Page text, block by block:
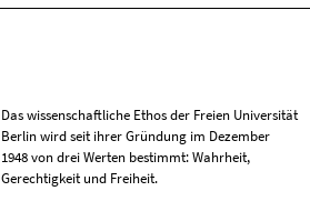
Das wissenschaftliche Ethos der Freien Universität
Berlin wird seit ihrer Gründung im Dezember
1948 von drei Werten bestimmt: Wahrheit,
Gerechtigkeit und Freiheit.